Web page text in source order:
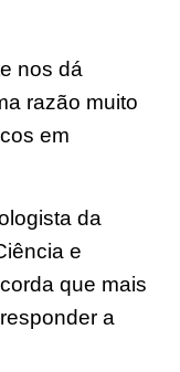
nos dá
razão muito
em
da
e
que mais
a